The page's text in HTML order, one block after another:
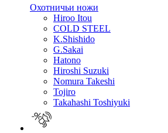
Охотничьи ножи
Hiroo Itou
COLD STEEL
K.Shishido
G.Sakai
Hatono
Hiroshi Suzuki
Nomura Takeshi
Tojiro
Takahashi Toshiyuki